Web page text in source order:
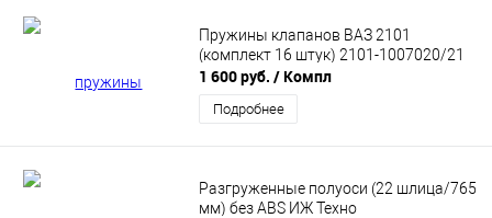
Пружины клапанов ВАЗ 2101
(комплект 16 штук) 2101-1007020/21
1 600 руб. / Компл
Подробнее
Разгруженные полуоси (22 шлица/765
мм) без ABS ИЖ Техно